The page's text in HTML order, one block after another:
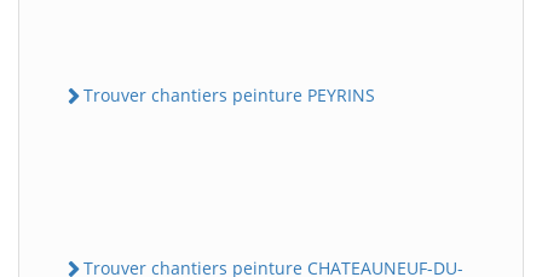
Trouver chantiers peinture PEYRINS
Trouver chantiers peinture CHATEAUNEUF-DU-